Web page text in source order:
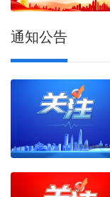
通知公告